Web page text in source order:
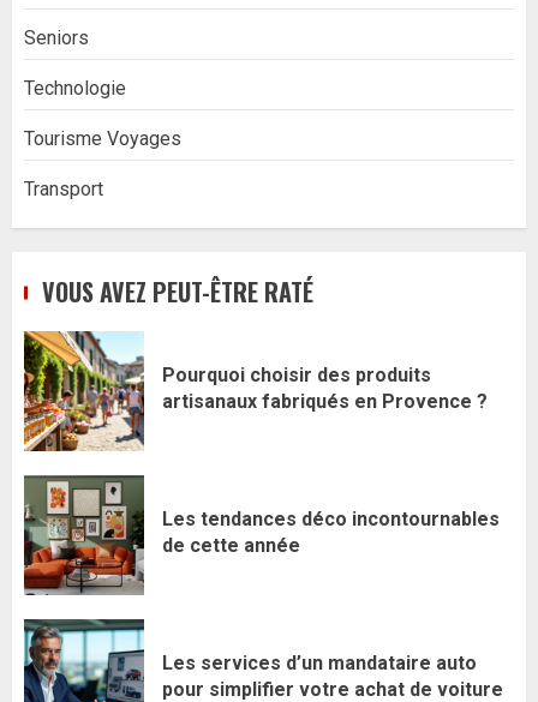
Seniors
Technologie
Tourisme Voyages
Transport
VOUS AVEZ PEUT-ÊTRE RATÉ
Pourquoi choisir des produits
artisanaux fabriqués en Provence ?
Les tendances déco incontournables
de cette année
Les services d’un mandataire auto
pour simplifier votre achat de voiture